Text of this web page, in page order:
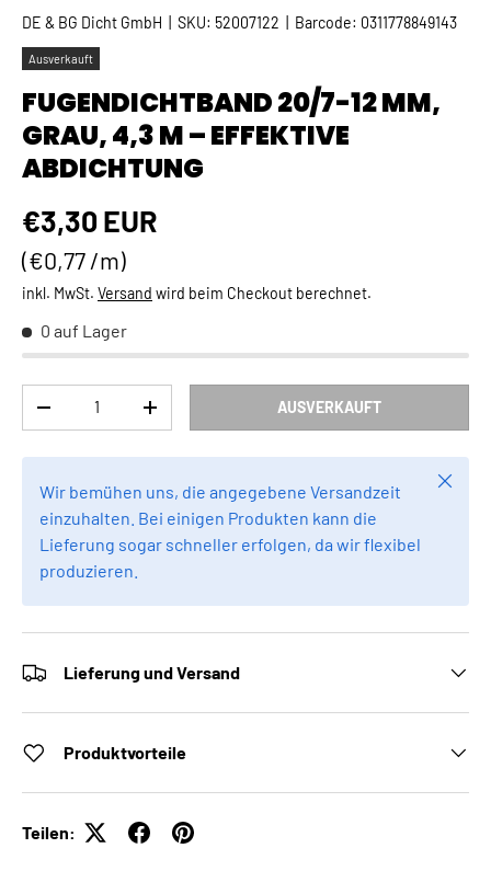
DE & BG Dicht GmbH SKU: 52007122 Barcode: 0311778849143
Ausverkauft
FUGENDICHTBAND 20/7-12 MM,
GRAU, 4,3 M – EFFEKTIVE
ABDICHTUNG
Normaler Preis
€3,30 EUR
Grundpreis
€0,77 /m
inkl. MwSt. Versand wird beim Checkout berechnet.
0 auf Lager
MENGE VERRINGERNMENGE ERHÖHEN AUSVERKAUFT
Wir bemühen uns, die angegebene Versandzeit
einzuhalten. Bei einigen Produkten kann die
Lieferung sogar schneller erfolgen, da wir flexibel
produzieren.
Lieferung und Versand
Produktvorteile
Teilen: